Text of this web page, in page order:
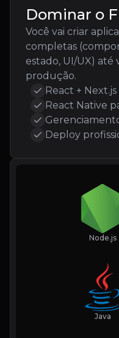
Dominar o
Você vai criar
completas
estado, UI/UX)
produção.
React +
React Native
Deploy
Node.js
Java